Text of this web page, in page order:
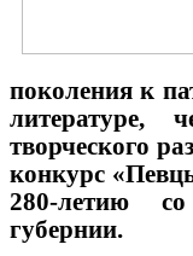
поколения к
литературе,
творческого
конкурс
280-летию
губернии.